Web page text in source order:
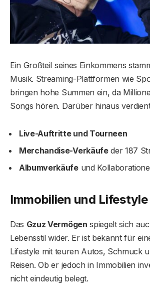
Ein Großteil seines Einkommens
Musik. Streaming-Plattformen wie
bringen hohe Summen ein, da
Songs hören. Darüber hinaus
Live-Auftritte und Tourneen
Merchandise-Verkäufeder 187
Albumverkäufeund
Immobilien und Lifestyle
Das Gzuz Vermögen spiegelt sich
Lebensstil wider. Er ist bekannt für
Lifestyle mit teuren Autos, Schmuck
Reisen. Ob er jedoch in Immobilien
nicht eindeutig belegt.